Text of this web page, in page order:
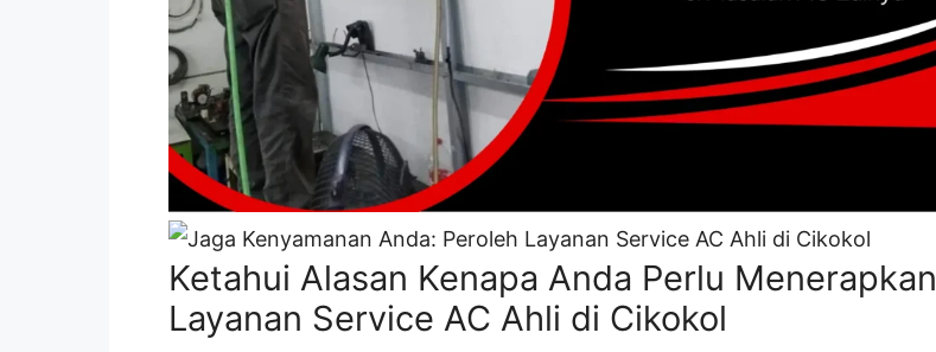
Ketahui Alasan Kenapa Anda Perlu Menerapkan
Layanan Service AC Ahli di Cikokol